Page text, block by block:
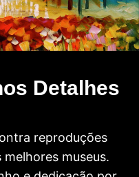
Detalhes
reproduções
museus.